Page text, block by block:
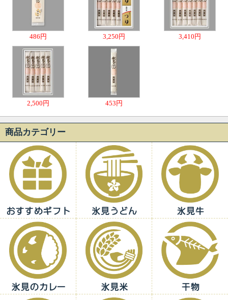
486円 3,250円 3,410円
2,500円 453円
商品カテゴリー